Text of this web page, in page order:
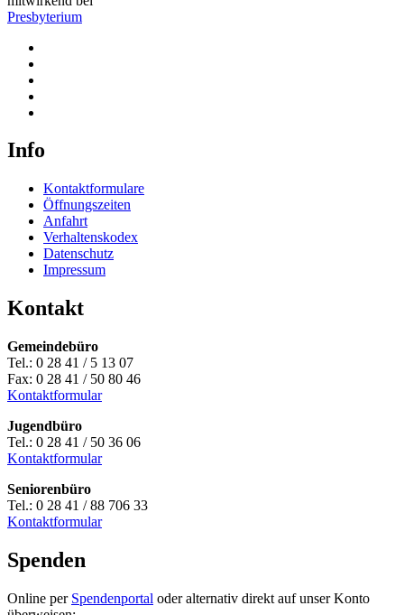
Presbyterium
Info
Kontaktformulare
Öffnungszeiten
Anfahrt
Verhaltenskodex
Datenschutz
Impressum
Kontakt
Gemeindebüro
Tel.: 0 28 41 / 5 13 07
Fax: 0 28 41 / 50 80 46
Kontaktformular
Jugendbüro
Tel.: 0 28 41 / 50 36 06
Kontaktformular
Seniorenbüro
Tel.: 0 28 41 / 88 706 33
Kontaktformular
Spenden
Online per Spendenportal oder alternativ direkt auf unser Konto